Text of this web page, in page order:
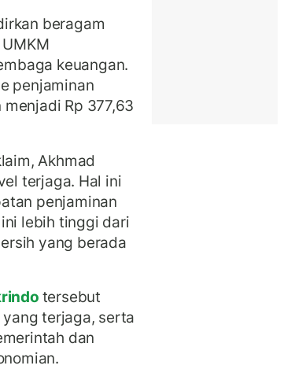
beragam
keuangan.
penjaminan
Rp 377,63
Akhmad
terjaga. Hal ini
penjaminan
lebih tinggi dari
yang berada
tersebut
terjaga, serta
dan